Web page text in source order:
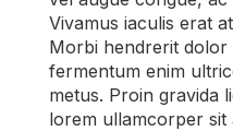
Vivamus iaculis erat
Morbi hendrerit dolor
fermentum enim
metus. Proin gravida
lorem ullamcorper sit